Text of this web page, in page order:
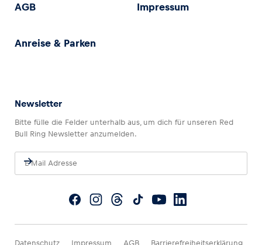
AGB Impressum
Anreise & Parken
Newsletter
Bitte fülle die Felder unterhalb aus, um dich für unseren Red
Bull Ring Newsletter anzumelden.
Datenschutz Impressum AGB Barrierefreiheitserklärung